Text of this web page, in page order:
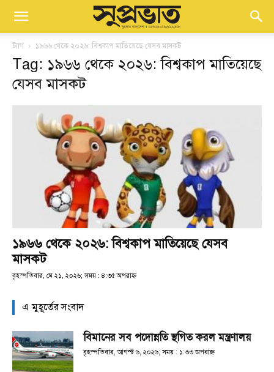
ট্যাগ ১৯৬৬ থেকে ২০২৬: বিশ্বকাপ মাতিয়েছে যেসব মাসকট
Tag: ১৯৬৬ থেকে ২০২৬: বিশ্বকাপ মাতিয়েছে
যেসব মাসকট
১৯৬৬ থেকে ২০২৬: বিশ্বকাপ মাতিয়েছে যেসব
মাসকট
বৃহস্পতিবার, মে ২১, ২০২৬; সময় : ৪:৩৫ অপরাহ্ণ
এ মুহূর্তের সংবাদ
বিমানের সব পদোন্নতি স্থগিত করল মন্ত্রণালয়
বৃহস্পতিবার, আগস্ট ৬, ২০২৬; সময় : ১:৩৩ অপরাহ্ণ